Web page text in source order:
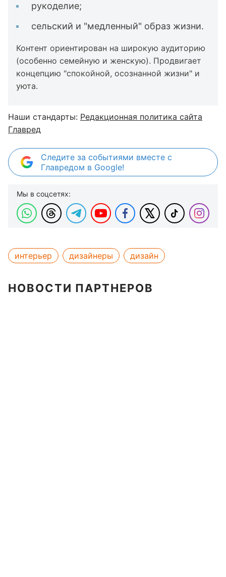
рукоделие;
сельский и "медленный" образ жизни.
Контент ориентирован на широкую аудиторию
(особенно семейную и женскую). Продвигает
концепцию "спокойной, осознанной жизни" и
уюта.
Наши стандарты: Редакционная политика сайта
Главред
Следите за событиями вместе с
Главредом в Google!
Мы в соцсетях:
интерьер дизайнеры дизайн
НОВОСТИ ПАРТНЕРОВ